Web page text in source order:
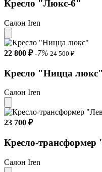
Кресло "Люкс-6"
Салон Iren
22 800 ₽ -7% 24 500 ₽
Кресло "Ницца люкс"
Салон Iren
23 700 ₽
Кресло-трансформер
Салон Iren